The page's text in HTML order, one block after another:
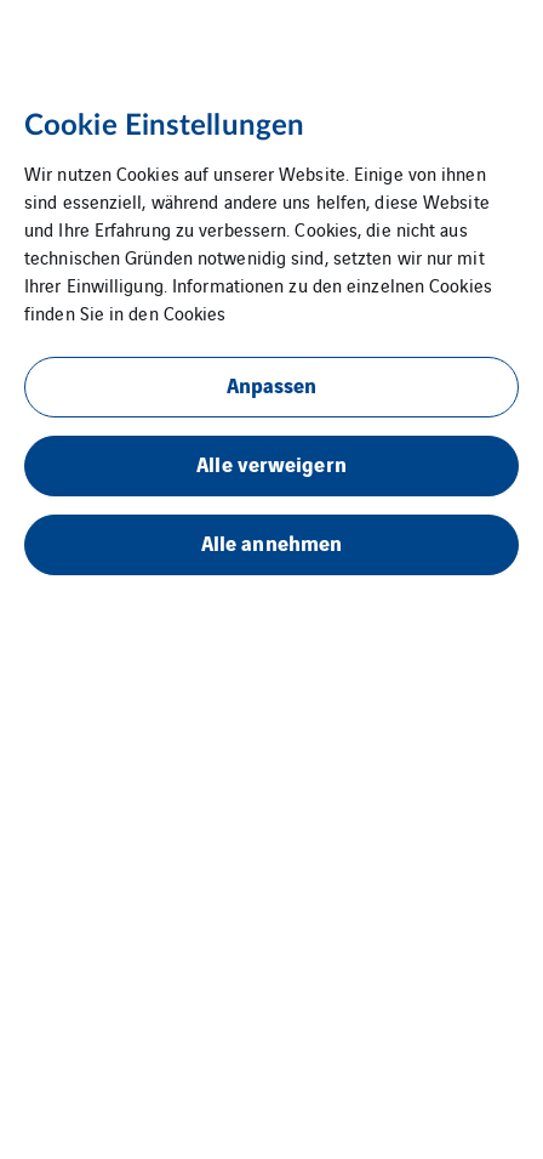
SKE S.r.l. HQ
Cookie Einstellungen
Wir nutzen Cookies auf unserer Website. Einige von ihnen
sind essenziell, während andere uns helfen, diese Website
und Ihre Erfahrung zu verbessern. Cookies, die nicht aus
technischen Gründen notwenidig sind, setzten wir nur mit
Ihrer Einwilligung. Informationen zu den einzelnen Cookies
finden Sie in denCookies
Anpassen
Alle verweigern
Alle annehmen